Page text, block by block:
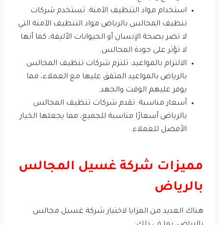
استخدام مواد التنظيف الآمنة: تستخدم شركات
تنظيف المجالس بالرياض مواد التنظيف الآمنة التي
لا تضر بصحة الإنسان أو الحيوانات الأليفة، كما أنها
لا تؤثر على جودة المجالس.
الالتزام بالمواعيد: تلتزم شركات تنظيف المجالس
بالرياض بالمواعيد المتفق عليها مع العملاء، مما
يوفر عليهم الوقت والجهد.
أسعار مناسبة: تقدم شركات تنظيف المجالس
بالرياض أسعارًا مناسبة للجميع، مما يجعلها الخيار
الأفضل للعملاء.
مميزات شركة غسيل المجالس
بالرياض
هناك العديد من المزايا لاختيار شركة غسيل مجالس